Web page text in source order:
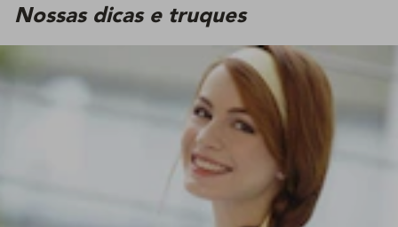
Nossas dicas e truques